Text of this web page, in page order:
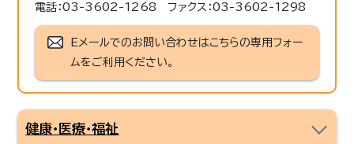
電話：03-3602-1268 ファクス：03-3602-1298
Eメールでのお問い合わせはこちらの専用フォー
ムをご利用ください。
健康・医療・福祉